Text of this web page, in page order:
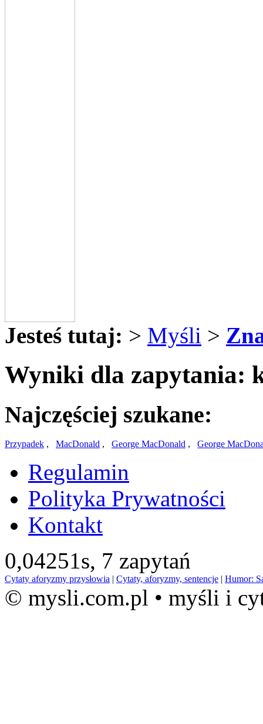
Jesteś tutaj: > Myśli >
Wyniki dla zapytania:
Najczęściej szukane:
Przypadek , MacDonald , George MacDonald , George
Regulamin
Polityka Prywatności
Kontakt
0,04251s, 7 zapytań
Cytaty aforyzmy przysłowia | Cytaty, aforyzmy, sentencje | Humor:
© mysli.com.pl • myśli i